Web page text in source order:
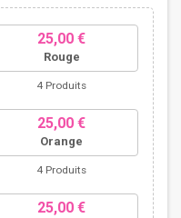
25,00 €
Rouge
4 Produits
25,00 €
Orange
4 Produits
25,00 €